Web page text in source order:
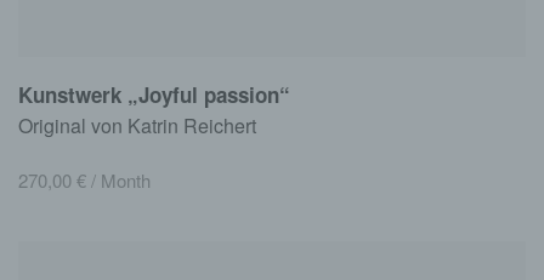
Kunstwerk „Joyful passion“
Original von Katrin Reichert
270,00€/ Month